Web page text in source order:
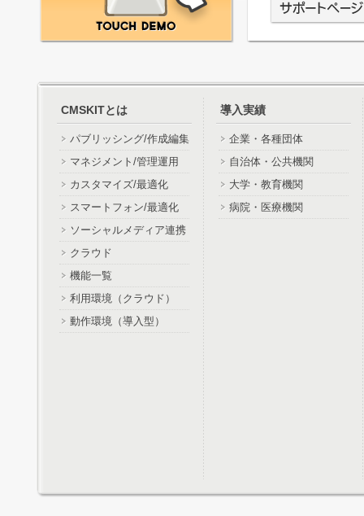
CMSKITとは
パブリッシング/作成編集
マネジメント/管理運用
カスタマイズ/最適化
スマートフォン/最適化
ソーシャルメディア連携
クラウド
機能一覧
利用環境（クラウド）
動作環境（導入型）
導入実績
企業・各種団体
自治体・公共機関
大学・教育機関
病院・医療機関